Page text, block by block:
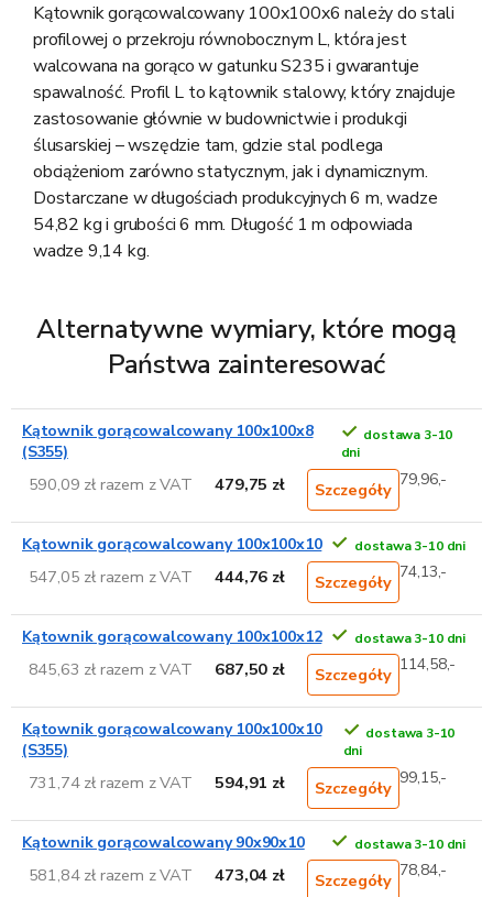
Kątownik gorącowalcowany 100x100x6 należy do stali
profilowej o przekroju równobocznym L, która jest
walcowana na gorąco w gatunku S235 i gwarantuje
spawalność. Profil L to kątownik stalowy, który znajduje
zastosowanie głównie w budownictwie i produkcji
ślusarskiej – wszędzie tam, gdzie stal podlega
obciążeniom zarówno statycznym, jak i dynamicznym.
Dostarczane w długościach produkcyjnych 6 m, wadze
54,82 kg i grubości 6 mm. Długość 1 m odpowiada
wadze 9,14 kg.
Alternatywne wymiary, które mogą
Państwa zainteresować
Kątownik gorącowalcowany 100x100x8
(S355)
dostawa 3-10
dni
590,09 zł razem z VAT 479,75 zł Szczegóły 79,96,-
Kątownik gorącowalcowany 100x100x10 dostawa 3-10 dni
547,05 zł razem z VAT 444,76 zł Szczegóły 74,13,-
Kątownik gorącowalcowany 100x100x12 dostawa 3-10 dni
845,63 zł razem z VAT 687,50 zł Szczegóły 114,58,-
Kątownik gorącowalcowany 100x100x10
(S355)
dostawa 3-10
dni
731,74 zł razem z VAT 594,91 zł Szczegóły 99,15,-
Kątownik gorącowalcowany 90x90x10 dostawa 3-10 dni
581,84 zł razem z VAT 473,04 zł Szczegóły 78,84,-